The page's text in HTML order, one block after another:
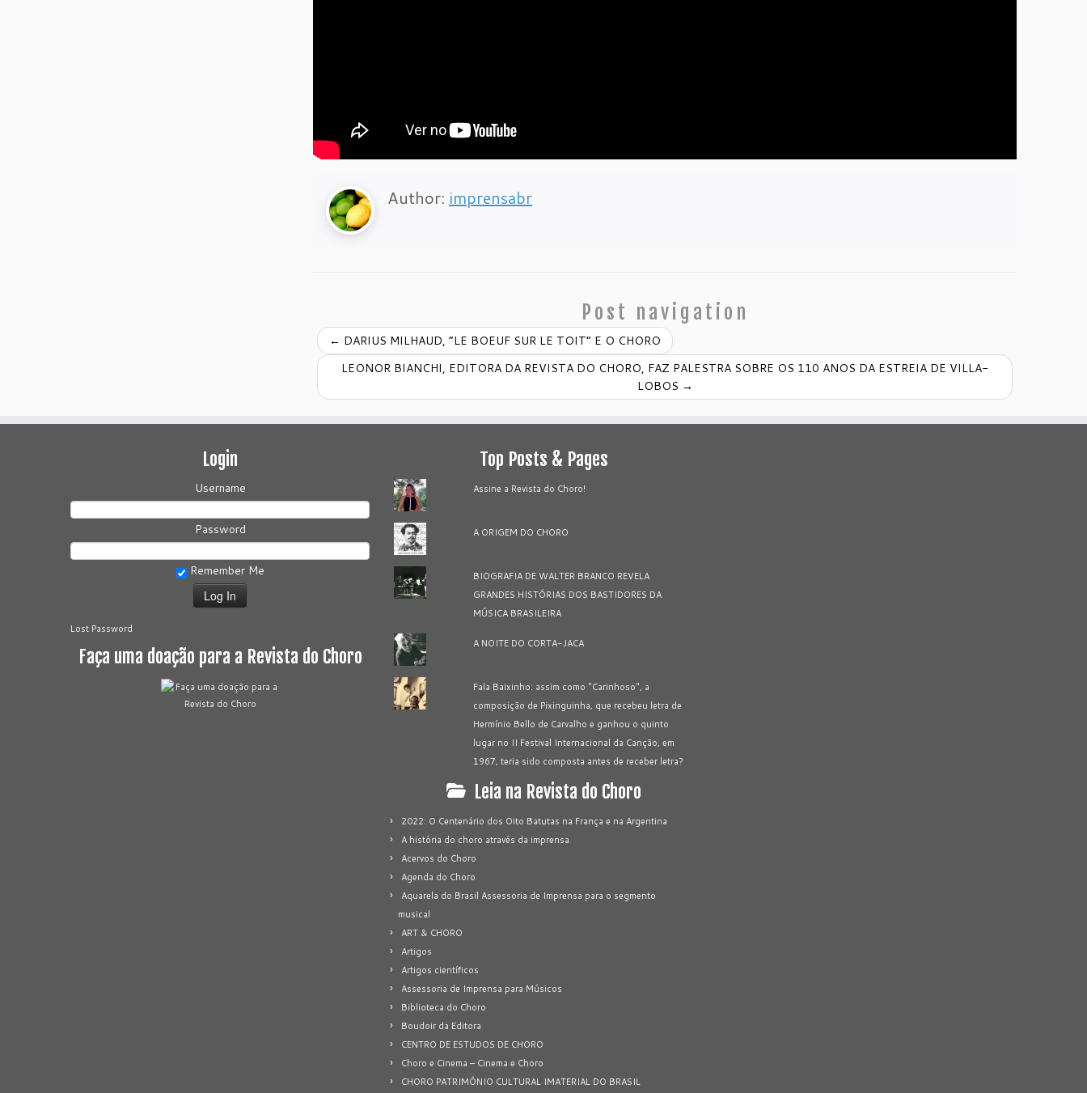
Author: imprensabr
Post navigation
← DARIUS MILHAUD, “LE BOEUF SUR LE TOIT” E O CHORO
LEONOR BIANCHI, EDITORA DA REVISTA DO CHORO, FAZ PALESTRA SOBRE OS 110 ANOS DA ESTREIA DE VILLA-
LOBOS →
Login
Username
Password
Remember Me
Lost Password
Faça uma doação para a Revista do Choro
Top Posts & Pages
Assine a Revista do Choro!
A ORIGEM DO CHORO
BIOGRAFIA DE WALTER BRANCO REVELA
GRANDES HISTÓRIAS DOS BASTIDORES DA
MÚSICA BRASILEIRA
A NOITE DO CORTA-JACA
Fala Baixinho: assim como "Carinhoso", a
composição de Pixinguinha, que recebeu letra de
Hermínio Bello de Carvalho e ganhou o quinto
lugar no II Festival Internacional da Canção, em
1967, teria sido composta antes de receber letra?
Leia na Revista do Choro
2022: O Centenário dos Oito Batutas na França e na Argentina
A história do choro através da imprensa
Acervos do Choro
Agenda do Choro
Aquarela do Brasil Assessoria de Imprensa para o segmento
musical
ART & CHORO
Artigos
Artigos científicos
Assessoria de Imprensa para Músicos
Biblioteca do Choro
Boudoir da Editora
CENTRO DE ESTUDOS DE CHORO
Choro e Cinema – Cinema e Choro
CHORO PATRIMÔNIO CULTURAL IMATERIAL DO BRASIL